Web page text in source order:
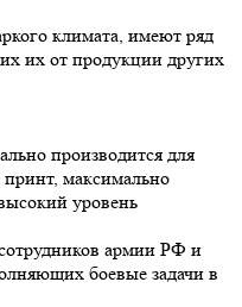
климата, имеют ряд
их от продукции других
производится для
максимально
уровень
армии РФ и
боевые задачи в